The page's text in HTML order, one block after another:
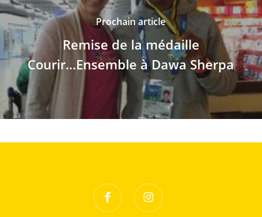
Prochain article
Remise de la médaille
Courir...Ensemble à Dawa Sherpa
facebook instagram